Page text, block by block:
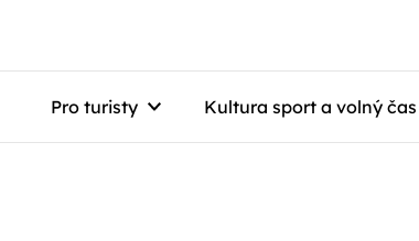
Pro turisty Kultura sport a volný čas